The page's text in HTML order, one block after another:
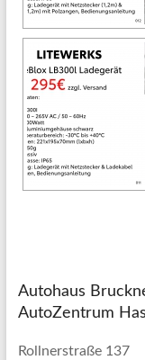
Autohaus
AutoZentrum
Rollnerstraße 137